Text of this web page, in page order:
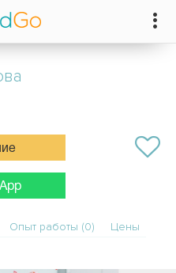
Опыт работы (0) Цены